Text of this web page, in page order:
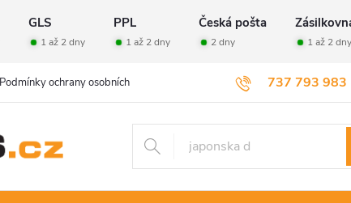
GLS PPL Česká pošta
1 až 2 dny 1 až 2 dny 2 dny 1 až 2 dny
737 793 983
Podmínky ochrany osobních údajů Velkoobchod Vrácení zboží